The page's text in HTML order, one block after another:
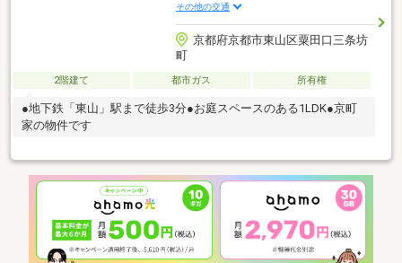
その他の交通
京都府京都市東山区粟田口三条坊
町
2階建て 都市ガス 所有権
●地下鉄「東山」駅まで徒歩3分●お庭スペースのある1LDK●京町
家の物件です